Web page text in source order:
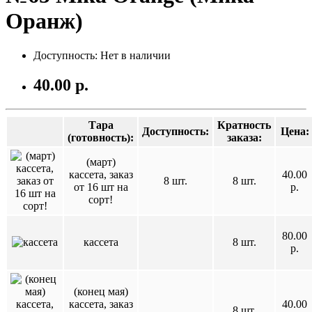
Оранж)
Доступность: Нет в наличии
40.00 р.
Тара
(готовность):
Доступность:
Кратность
заказа:
Цена:
(март)
кассета, заказ
от 16 шт на
сорт!
8 шт. 8 шт.
40.00
р.
кассета 8 шт.
80.00
р.
(конец мая)
кассета, заказ
40.00